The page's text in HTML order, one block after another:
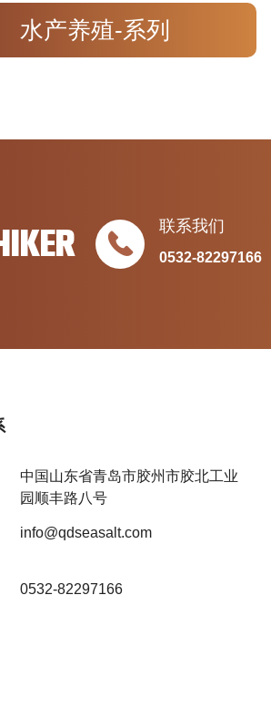
水产养殖-系列
联系我们
0532-82297166
中国山东省青岛市胶州市胶北工业
园顺丰路八号
info@qdseasalt.com
0532-82297166